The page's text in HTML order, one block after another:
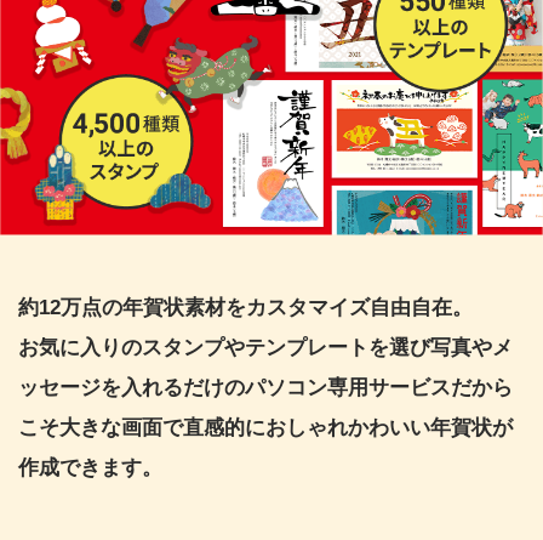
約12万点の年賀状素材をカスタマイズ自由自在。
お気に入りのスタンプやテンプレートを選び写真やメ
ッセージを入れるだけのパソコン専用サービスだから
こそ大きな画面で直感的におしゃれかわいい年賀状が
作成できます。